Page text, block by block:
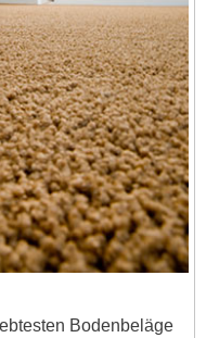
Bodenbeläge